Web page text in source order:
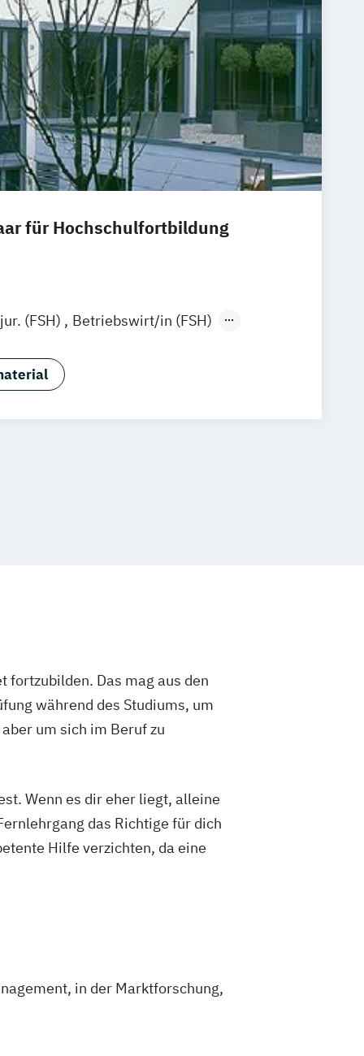
für Hochschulfortbildung
(FSH)
Betriebswirt/in (FSH)
(FSH)
Das mag aus den
während des Studiums, um
um sich im Beruf zu
Wenn es dir eher liegt, alleine
das Richtige für dich
Hilfe verzichten, da eine
in der Marktforschung,